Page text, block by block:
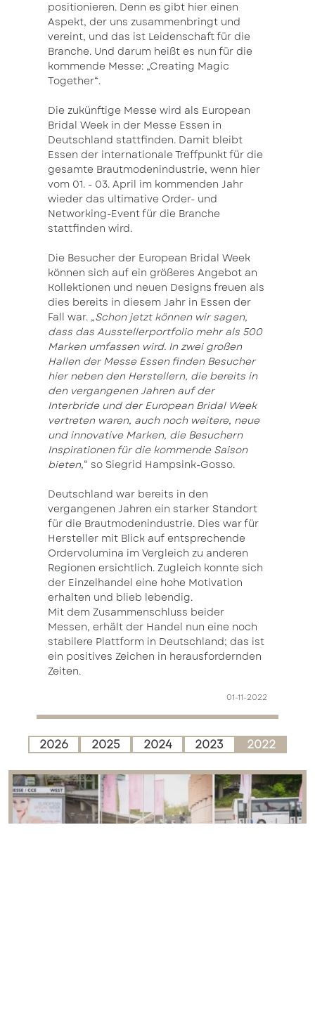
positionieren. Denn es gibt hier einen
Aspekt, der uns zusammenbringt und
vereint, und das ist Leidenschaft für die
Branche. Und darum heißt es nun für die
kommende Messe: „Creating Magic
Together“.
Die zukünftige Messe wird als European
Bridal Week in der Messe Essen in
Deutschland stattfinden. Damit bleibt
Essen der internationale Treffpunkt für die
gesamte Brautmodenindustrie, wenn hier
vom 01. - 03. April im kommenden Jahr
wieder das ultimative Order- und
Networking-Event für die Branche
stattfinden wird.
Die Besucher der European Bridal Week
können sich auf ein größeres Angebot an
Kollektionen und neuen Designs freuen als
dies bereits in diesem Jahr in Essen der
Fall war. „Schon jetzt können wir sagen,
dass das Ausstellerportfolio mehr als 500
Marken umfassen wird. In zwei großen
Hallen der Messe Essen finden Besucher
hier neben den Herstellern, die bereits in
den vergangenen Jahren auf der
Interbride und der European Bridal Week
vertreten waren, auch noch weitere, neue
und innovative Marken, die Besuchern
Inspirationen für die kommende Saison
bieten,“ so Siegrid Hampsink-Gosso.
Deutschland war bereits in den
vergangenen Jahren ein starker Standort
für die Brautmodenindustrie. Dies war für
Hersteller mit Blick auf entsprechende
Ordervolumina im Vergleich zu anderen
Regionen ersichtlich. Zugleich konnte sich
der Einzelhandel eine hohe Motivation
erhalten und blieb lebendig.
Mit dem Zusammenschluss beider
Messen, erhält der Handel nun eine noch
stabilere Plattform in Deutschland; das ist
ein positives Zeichen in herausfordernden
Zeiten.
01-11-2022
2026 2025 2024 2023 2022